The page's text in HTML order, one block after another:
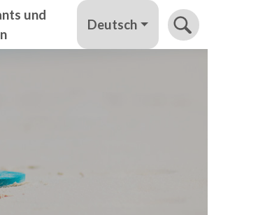
und
Deutsch